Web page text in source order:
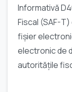
Informativă
Fiscal (SAF-
fișier
electronic de
autoritățile